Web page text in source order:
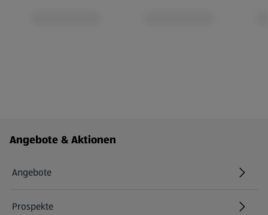
Fußzeilenmenü - weitere Links
Angebote & Aktionen
Angebote
Prospekte